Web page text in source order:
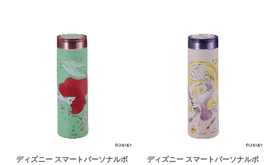
ディズニー スマートパーソナルボ
ディズニー スマートパーソナルボ